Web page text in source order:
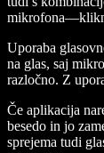
Uporaba
na glas, saj
razločno. Z
Če aplikacija
besedo in jo
sprejema tudi